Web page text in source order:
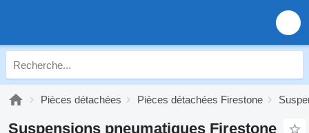
Pièces détachées Pièces détachées Firestone
Suspensions pneumatiques Firestone